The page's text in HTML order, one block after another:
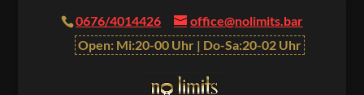
0676/4014426
office@nolimits.bar
Open: Mi:20-00 Uhr | Do-Sa:20-02 Uhr